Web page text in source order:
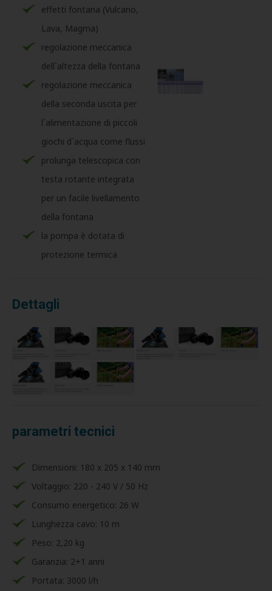
effetti fontana (Vulcano,
Lava, Magma)
regolazione meccanica
dell`altezza della fontana
regolazione meccanica
della seconda uscita per
l`alimentazione di piccoli
giochi d`acqua come flussi
prolunga telescopica con
testa rotante integrata
per un facile livellamento
della fontana
la pompa è dotata di
protezione termica
Dettagli
parametri tecnici
Dimensioni: 180 x 205 x 140 mm
Voltaggio: 220 - 240 V / 50 Hz
Consumo energetico: 26 W
Lunghezza cavo: 10 m
Peso: 2,20 kg
Garanzia: 2+1 anni
Portata: 3000 l/h